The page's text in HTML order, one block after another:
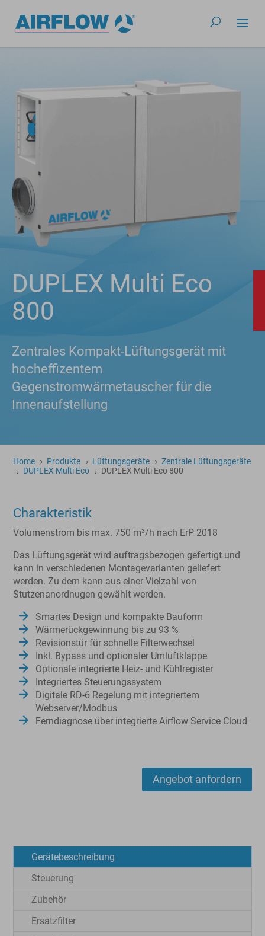
DUPLEX Multi Eco
800
Zentrales Kompakt-Lüftungsgerät mit
hocheffizentem
Gegenstromwärmetauscher für die
Innenaufstellung
Home 5 Produkte 5 Lüftungsgeräte 5 Zentrale Lüftungsgeräte
5 DUPLEX Multi Eco 5 DUPLEX Multi Eco 800
Charakteristik
Volumenstrom bis max. 750 m³/h nach ErP 2018
Das Lüftungsgerät wird auftragsbezogen gefertigt und
kann in verschiedenen Montagevarianten geliefert
werden. Zu dem kann aus einer Vielzahl von
Stutzenanordnugen gewählt werden.
Smartes Design und kompakte Bauform
Wärmerückgewinnung bis zu 93 %
Revisionstür für schnelle Filterwechsel
Inkl. Bypass und optionaler Umluftklappe
Optionale integrierte Heiz- und Kühlregister
Integriertes Steuerungssystem
Digitale RD-6 Regelung mit integriertem
Webserver/Modbus
Ferndiagnose über integrierte Airflow Service Cloud
Angebot anfordern
Gerätebeschreibung
Steuerung
Zubehör
Ersatzfilter